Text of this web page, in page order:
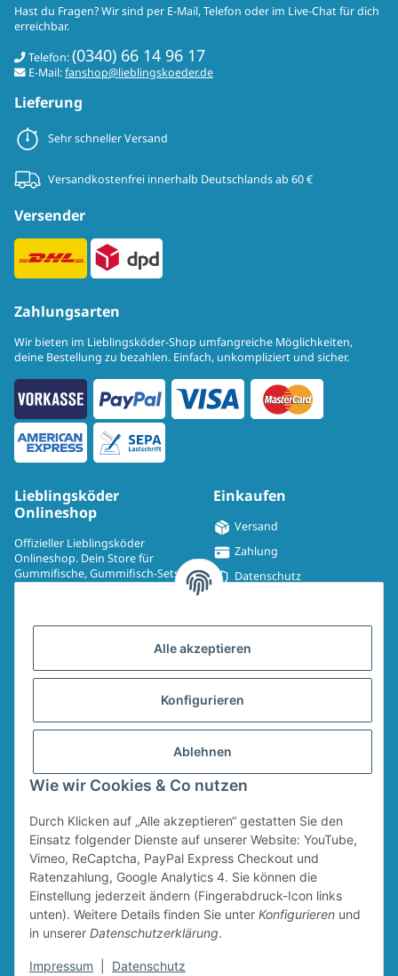
Alle akzeptieren
Konfigurieren
Ablehnen
Wie wir Cookies & Co nutzen
Durch Klicken auf „Alle akzeptieren“ gestatten Sie den
Einsatz folgender Dienste auf unserer Website: YouTube,
Vimeo, ReCaptcha, PayPal Express Checkout und
Ratenzahlung, Google Analytics 4. Sie können die
Einstellung jederzeit ändern (Fingerabdruck-Icon links
unten). Weitere Details finden Sie unter Konfigurieren und
in unserer Datenschutzerklärung.
Impressum Datenschutz
Hast du Fragen? Wir sind per E-Mail, Telefon oder im Live-Chat für dich
erreichbar.
Telefon:(0340) 66 14 96 17
E-Mail:fanshop@lieblingskoeder.de
Lieferung
Sehr schneller Versand
Versandkostenfrei innerhalb Deutschlands ab 60 €
Versender
Zahlungsarten
Wir bieten im Lieblingsköder-Shop umfangreiche Möglichkeiten,
deine Bestellung zu bezahlen. Einfach, unkompliziert und sicher.
Lieblingsköder
Onlineshop
Offizieller Lieblingsköder
Onlineshop. Dein Store für
Gummifische, Gummifisch-Sets,
Einkaufen
Versand
Zahlung
Datenschutz
Widerrufsrecht
AGB
Sitemap
Widerrufsformular
Vertrag widerrufen
* Alle Preise inkl. gesetzlicher USt., zzgl.Versand
Für den Versand von Ruten und Keschern wird ein Sperrgutzuschlag in Höhe
von 4,95 € erhoben. Dieser Zuschlag fällt unabhängig vom Warenwert an.